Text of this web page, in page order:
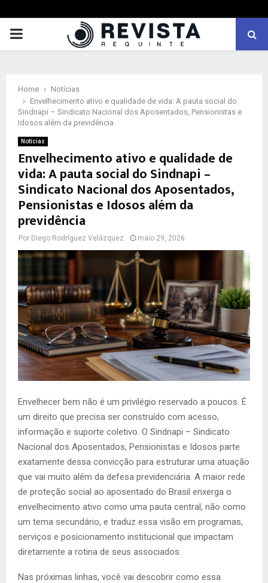
PRIMARY
Home
Notícias
Envelhecimento ativo e qualidade de vida: A pauta social do
Sindnapi – Sindicato Nacional dos Aposentados, Pensionistas e
Idosos além da previdência
Notícias
Envelhecimento ativo e qualidade de
vida: A pauta social do Sindnapi –
Sindicato Nacional dos Aposentados,
Pensionistas e Idosos além da
previdência
Por Diego Rodríguez Velázquez maio 29, 2026
Envelhecer bem não é um privilégio reservado a poucos. É
um direito que precisa ser construído com acesso,
informação e suporte coletivo. O Sindnapi – Sindicato
Nacional dos Aposentados, Pensionistas e Idosos parte
exatamente dessa convicção para estruturar uma atuação
que vai muito além da defesa previdenciária. A maior rede
de proteção social ao aposentado do Brasil enxerga o
envelhecimento ativo como uma pauta central, não como
um tema secundário, e traduz essa visão em programas,
serviços e posicionamento institucional que impactam
diretamente a rotina de seus associados.
Nas próximas linhas, você vai descobrir como essa